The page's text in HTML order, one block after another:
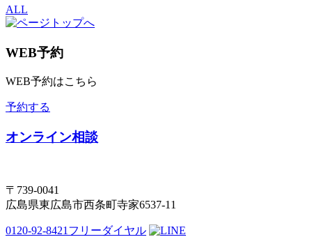
ALL
WEB予約
WEB予約はこちら
予約する
オンライン相談
〒739-0041
広島県東広島市西条町寺家6537-11
0120-92-8421 フリーダイヤル